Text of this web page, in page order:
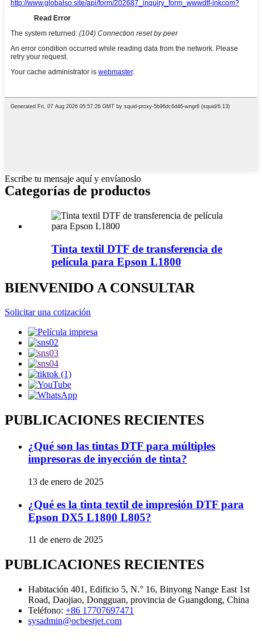
Escribe tu mensaje aquí y envíanoslo
Categorías de productos
Tinta textil DTF de transferencia de
película para Epson L1800
BIENVENIDO A CONSULTAR
Solicitar una cotización
PUBLICACIONES RECIENTES
¿Qué son las tintas DTF para múltiples
impresoras de inyección de tinta?
13 de enero de 2025
¿Qué es la tinta textil de impresión DTF para
Epson DX5 L1800 L805?
11 de enero de 2025
PUBLICACIONES RECIENTES
Habitación 401, Edificio 5, N.° 16, Binyong Nange East 1st
Road, Daojiao, Dongguan, provincia de Guangdong, China
Teléfono: +86 17707697471
sysadmin@ocbestjet.com